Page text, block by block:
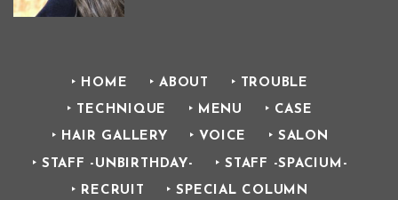
HOME ABOUT TROUBLE
TECHNIQUE MENU CASE
HAIR GALLERY VOICE SALON
STAFF -UNBIRTHDAY- STAFF -SPACIUM-
RECRUIT SPECIAL COLUMN